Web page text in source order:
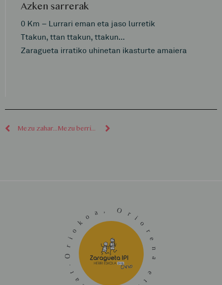
Azken sarrerak
0 Km – Lurrari eman eta jaso lurretik
Ttakun, ttan ttakun, ttakun…
Zaragueta irratiko uhinetan ikasturte amaiera
Mezu zaharragoak Mezu berriagoak